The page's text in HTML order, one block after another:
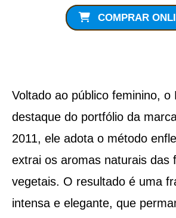
COMPRAR
Voltado ao público feminino, o
destaque do portfólio da
2011, ele adota o método
extrai os aromas naturais das
vegetais. O resultado é uma
intensa e elegante, que